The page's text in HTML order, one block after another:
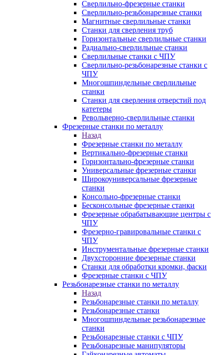
Сверлильно-фрезерные станки
Сверлильно-резьбонарезные станки
Магнитные сверлильные станки
Станки для сверления труб
Горизонтальные сверлильные станки
Радиально-сверлильные станки
Сверлильные станки с ЧПУ
Сверлильно-резьбонарезные станки с
ЧПУ
Многошпиндельные сверлильные
станки
Станки для сверления отверстий под
катетеры
Револьверно-сверлильные станки
Фрезерные станки по металлу
Назад
Фрезерные станки по металлу
Вертикально-фрезерные станки
Горизонтально-фрезерные станки
Универсальные фрезерные станки
Широкоуниверсальные фрезерные
станки
Консольно-фрезерные станки
Бесконсольные фрезерные станки
Фрезерные обрабатывающие центры с
ЧПУ
Фрезерно-гравировальные станки с
ЧПУ
Инструментальные фрезерные станки
Двухсторонние фрезерные станки
Станки для обработки кромки, фаски
Фрезерные станки с ЧПУ
Резьбонарезные станки по металлу
Назад
Резьбонарезные станки по металлу
Резьбонарезные станки
Многошпиндельные резьбонарезные
станки
Резьбонарезные станки с ЧПУ
Резьбонарезные манипуляторы